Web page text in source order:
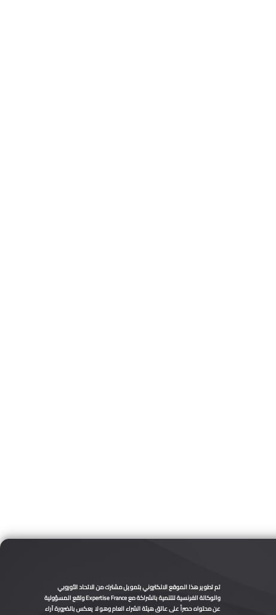
تم تطوير هذا الموقع الالكتروني بتمويل مشترك من الاتحاد الأوروبي
والوكالة الفرنسية للتنمية بالشراكة مع Expertise France وتقع المسؤولية
عن محتواه حصراً على عاتق هيئة الشراء العام وهو لا يعكس بالضرورة آراء